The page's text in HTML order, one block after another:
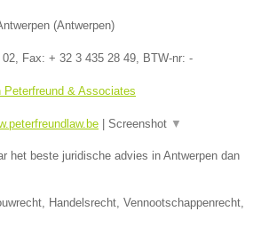
(Antwerpen)
02, Fax: + 32 3 435 28 49, BTW-nr: -
Peterfreund & Associates
Screenshot ▼
het beste juridische advies in Antwerpen dan
Handelsrecht, Vennootschappenrecht,